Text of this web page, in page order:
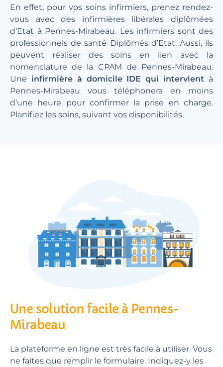
En effet, pour vos soins infirmiers, prenez rendez-
vous avec des infirmières libérales diplômées
d’Etat à Pennes-Mirabeau. Les infirmiers sont des
professionnels de santé Diplômés d’Etat. Aussi, ils
peuvent réaliser des soins en lien avec la
nomenclature de la CPAM de Pennes-Mirabeau.
Une infirmière à domicile IDE qui intervient à
Pennes-Mirabeau vous téléphonera en moins
d’une heure pour confirmer la prise en charge.
Planifiez les soins, suivant vos disponibilités.
Une solution facile à Pennes-
Mirabeau
La plateforme en ligne est très facile à utiliser. Vous
ne faites que remplir le formulaire. Indiquez-y les